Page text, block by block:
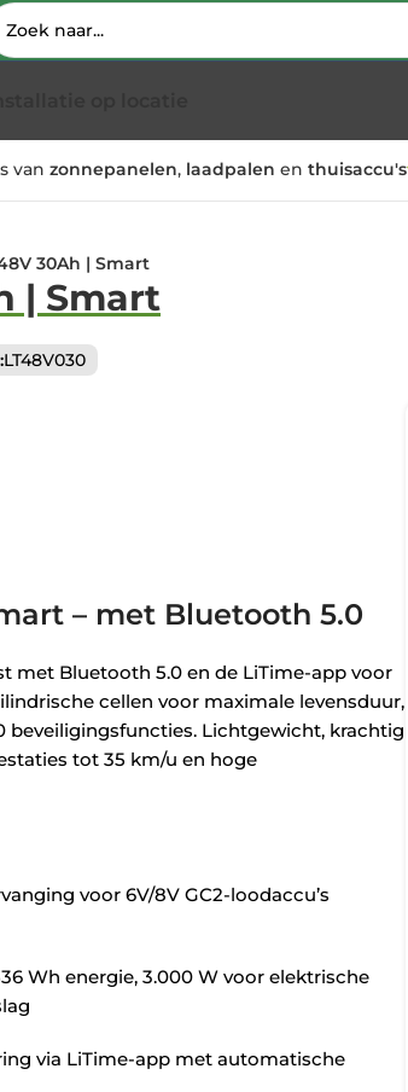
van zonnepanelen, laadpalen en thuisaccu's
30Ah | Smart
| Smart
LT48V030
– met Bluetooth 5.0
met Bluetooth 5.0 en de LiTime-app voor
cellen voor maximale levensduur,
beveiligingsfuncties. Lichtgewicht, krachtig
tot 35 km/u en hoge
voor 6V/8V GC2-loodaccu’s
Wh energie, 3.000 W voor elektrische
via LiTime-app met automatische